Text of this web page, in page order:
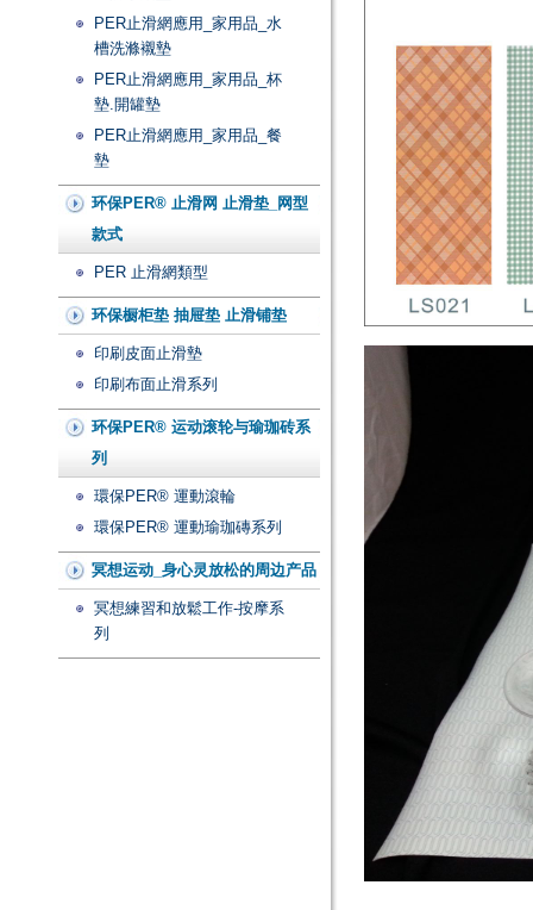
PER止滑網應用_家用品_水
槽洗滌襯墊
PER止滑網應用_家用品_杯
墊.開罐墊
PER止滑網應用_家用品_餐
墊
环保PER® 止滑网 止滑垫_网型
款式
PER 止滑網類型
环保橱柜垫 抽屉垫 止滑铺垫
印刷皮面止滑墊
印刷布面止滑系列
环保PER® 运动滚轮与瑜珈砖系
列
環保PER® 運動滾輪
環保PER® 運動瑜珈磚系列
冥想运动_身心灵放松的周边产品
冥想練習和放鬆工作-按摩系
列